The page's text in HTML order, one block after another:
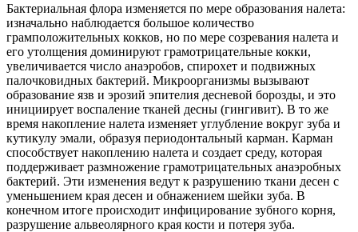
Бактериальная флора изменяется по мере образова­ния налета:
изначально наблюдается большое количество
грамположительных кокков, но по мере созревания налета и
его утолщения доминируют грамотрицательные кокки,
увеличивается число анаэробов, спирохет и подвижных
палочковидных бактерий. Микроорганизмы вызывают
образование язв и эрозий эпителия десневой борозды, и это
инициирует воспаление тканей десны (гингивит). В то же
время накопление налета изменяет углубление вокруг зуба и
кутикулу эмали, образуя периодонтальный карман. Карман
способствует накоплению налета и создает среду, которая
поддерживает размножение грамотрицательных анаэробных
бактерий. Эти изменения ведут к разрушению ткани десен с
уменьшением края десен и обнажением шейки зуба. В
конечном итоге происходит инфицирование зубного корня,
разрушение альвеолярного края кости и потеря зуба.